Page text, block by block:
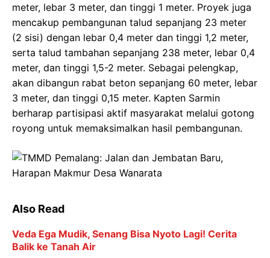
meter, lebar 3 meter, dan tinggi 1 meter. Proyek juga
mencakup pembangunan talud sepanjang 23 meter
(2 sisi) dengan lebar 0,4 meter dan tinggi 1,2 meter,
serta talud tambahan sepanjang 238 meter, lebar 0,4
meter, dan tinggi 1,5-2 meter. Sebagai pelengkap,
akan dibangun rabat beton sepanjang 60 meter, lebar
3 meter, dan tinggi 0,15 meter. Kapten Sarmin
berharap partisipasi aktif masyarakat melalui gotong
royong untuk memaksimalkan hasil pembangunan.
Also Read
Veda Ega Mudik, Senang Bisa Nyoto Lagi! Cerita
Balik ke Tanah Air